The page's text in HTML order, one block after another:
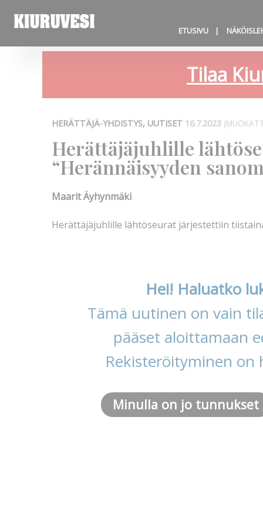
ETUSIVU
Tilaa
HERÄTTÄJÄ-YHDISTYS, UUTISET 16.7.2023
Herättäjäjuhlille
“Herännäisyyden
Maarit Äyhynmäki
Herättäjäjuhlille lähtöseurat järjestettiin
Hei! Haluatko
Tämä uutinen on vain
pääset aloittamaan
Rekisteröityminen
Minulla on jo tunnukset